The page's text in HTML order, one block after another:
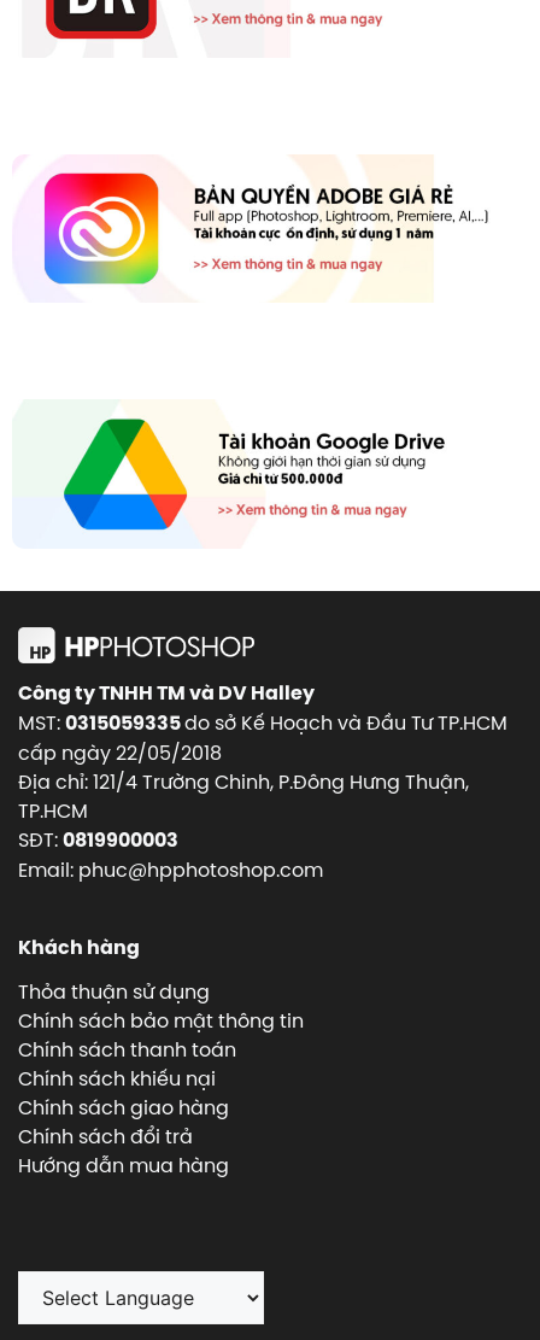
Công ty TNHH TM và DV Halley
MST:0315059335do sở Kế Hoạch và Đầu Tư TP.HCM
cấp ngày 22/05/2018
Địa chỉ: 121/4 Trường Chinh, P.Đông Hưng Thuận,
TP.HCM
SĐT:0819900003
Email: phuc@hpphotoshop.com
Khách hàng
Thỏa thuận sử dụng
Chính sách bảo mật thông tin
Chính sách thanh toán
Chính sách khiếu nại
Chính sách giao hàng
Chính sách đổi trả
Hướng dẫn mua hàng